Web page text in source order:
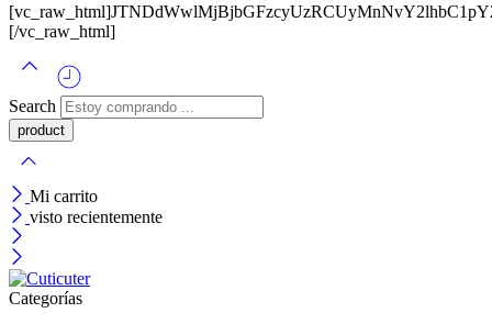
[/vc_raw_html]
Search
Mi carrito
visto recientemente
Categorías